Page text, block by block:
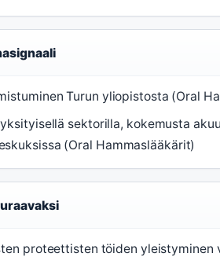
Turun yliopistosta (Oral
yksityisellä sektorilla, kokemusta
(Oral Hammaslääkärit)
proteettisten töiden yleistyminen